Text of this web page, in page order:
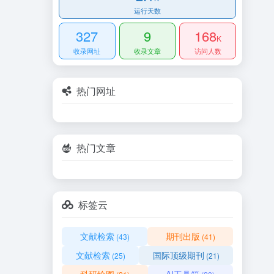
运行天数
327
收录网址
9
收录文章
168K
访问人数
热门网址
热门文章
标签云
文献检索(43) 期刊出版 (41)
文献检索(25) 国际顶级期刊 (21)